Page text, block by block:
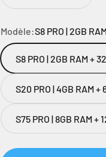
Modèle:S8 PRO | 2GB
S8 PRO | 2GB RAM +
S20 PRO | 4GB RAM +
S75 PRO | 8GB RAM +